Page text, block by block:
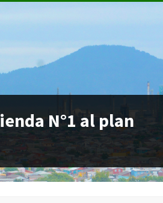
N°1 al plan